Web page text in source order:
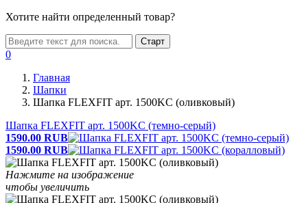
Хотите найти определенный товар?
Старт
0
Главная
Шапки
Шапка FLEXFIT арт. 1500KC (оливковый)
Шапка FLEXFIT арт. 1500KC (темно-серый)
1590.00 RUB
1590.00 RUB
Нажмите на изображение
чтобы увеличить